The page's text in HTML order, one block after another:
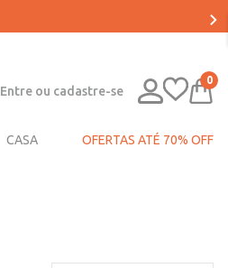
Entre ou cadastre-se
0
CASA OFERTAS ATÉ 70% OFF